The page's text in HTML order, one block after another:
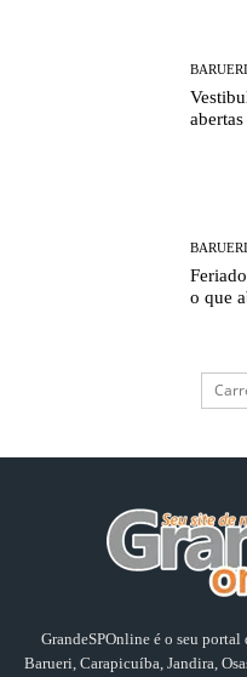
BARUERI
BARUERI
o que
GrandeSPOnline é o seu
Barueri, Carapicuíba, Jandira,